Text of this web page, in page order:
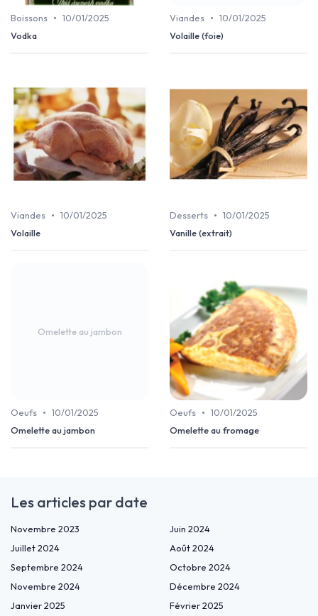
Boissons • 10/01/2025
Vodka
Viandes • 10/01/2025
Volaille (foie)
Viandes • 10/01/2025
Volaille
Desserts • 10/01/2025
Vanille (extrait)
Omelette au jambon
Oeufs • 10/01/2025
Omelette au jambon
Oeufs • 10/01/2025
Omelette au fromage
Les articles par date
Novembre 2023
Juin 2024
Juillet 2024
Août 2024
Septembre 2024
Octobre 2024
Novembre 2024
Décembre 2024
Janvier 2025
Février 2025